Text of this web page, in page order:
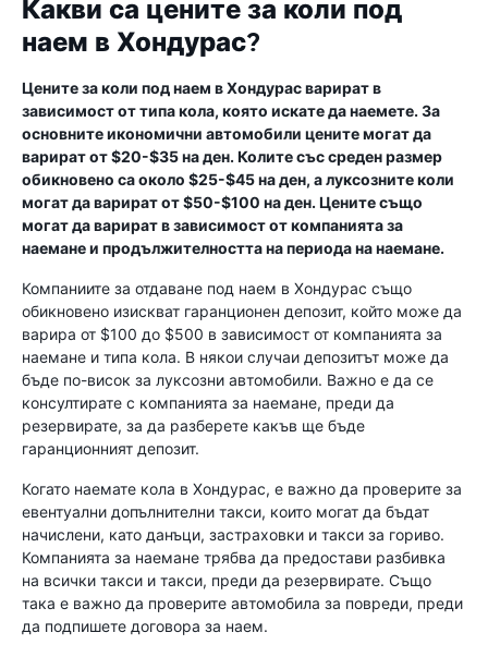
Какви са цените за коли под
наем в Хондурас?
Цените за коли под наем в Хондурас варират в
зависимост от типа кола, която искате да наемете. За
основните икономични автомобили цените могат да
варират от $20-$35 на ден. Колите със среден размер
обикновено са около $25-$45 на ден, а луксозните коли
могат да варират от $50-$100 на ден. Цените също
могат да варират в зависимост от компанията за
наемане и продължителността на периода на наемане.
Компаниите за отдаване под наем в Хондурас също
обикновено изискват гаранционен депозит, който може да
варира от $100 до $500 в зависимост от компанията за
наемане и типа кола. В някои случаи депозитът може да
бъде по-висок за луксозни автомобили. Важно е да се
консултирате с компанията за наемане, преди да
резервирате, за да разберете какъв ще бъде
гаранционният депозит.
Когато наемате кола в Хондурас, е важно да проверите за
евентуални допълнителни такси, които могат да бъдат
начислени, като данъци, застраховки и такси за гориво.
Компанията за наемане трябва да предостави разбивка
на всички такси и такси, преди да резервирате. Също
така е важно да проверите автомобила за повреди, преди
да подпишете договора за наем.